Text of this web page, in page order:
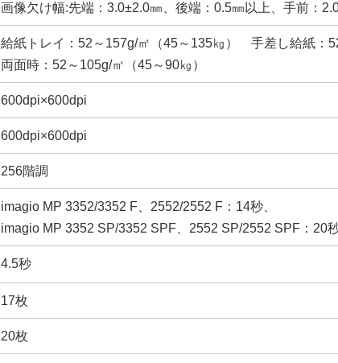
画像欠け幅:先端：3.0±2.0㎜、後端：0.5㎜以上、手前：
給紙トレイ：52～157g/㎡（45～135㎏） 手差し給紙：
両面時：52～105g/㎡（45～90㎏）
600dpi×600dpi
600dpi×600dpi
256階調
imagio MP 3352/3352 F、2552/2552 F：14秒、
imagio MP 3352 SP/3352 SPF、2552 SP/2552 SPF：20
4.5秒
17枚
20枚